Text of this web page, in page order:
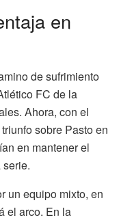
en
de sufrimiento
FC de la
Ahora, con el
sobre Pasto en
en mantener el
un equipo mixto, en
el arco. En la